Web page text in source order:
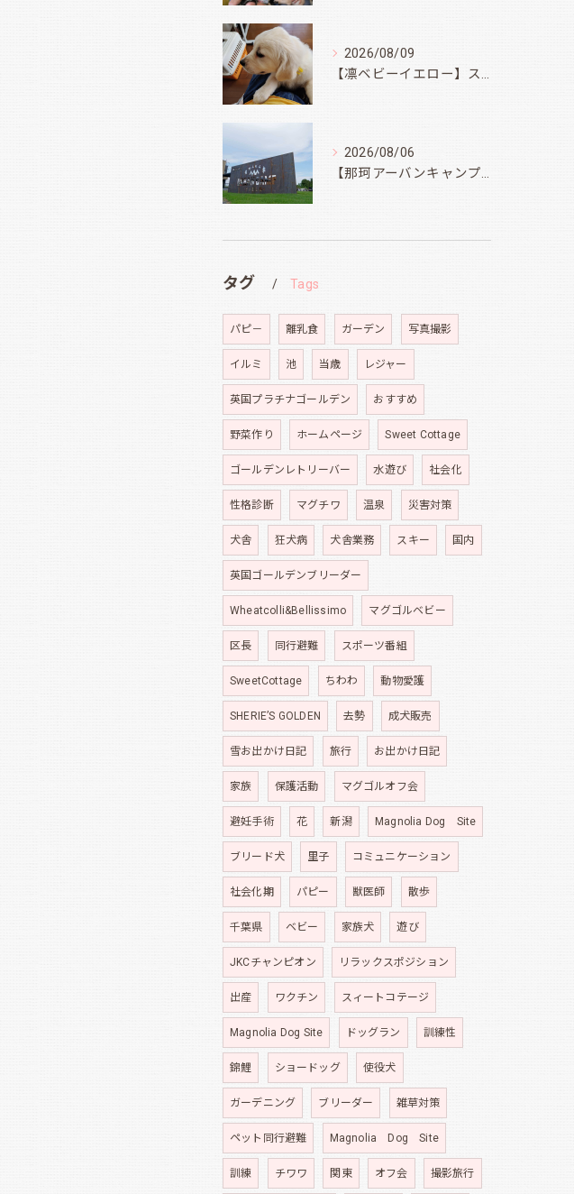
2026/08/09
【凛ベビーイエロー】スィートコテージへ
2026/08/06
【那珂アーバンキャンプフィールド】
タグ Tags
パピ－ 離乳食 ガーデン 写真撮影
イルミ 池 当歳 レジャー
英国プラチナゴールデン おすすめ
野菜作り ホームページ Sweet Cottage
ゴールデンレトリーバー 水遊び 社会化
性格診断 マグチワ 温泉 災害対策
犬舎 狂犬病 犬舎業務 スキー 国内
英国ゴールデンブリーダー
Wheatcolli&Bellissimo マグゴルベビー
区長 同行避難 スポーツ番組
SweetCottage ちわわ 動物愛護
SHERIE’S GOLDEN 去勢 成犬販売
雪お出かけ日記 旅行 お出かけ日記
家族 保護活動 マグゴルオフ会
避妊手術 花 新潟 Magnolia Dog Site
ブリード犬 里子 コミュニケーション
社会化期 パピー 獣医師 散歩
千葉県 ベビー 家族犬 遊び
JKCチャンピオン リラックスポジション
出産 ワクチン スィートコテージ
Magnolia Dog Site ドッグラン 訓練性
錦鯉 ショードッグ 使役犬
ガーデニング ブリーダー 雑草対策
ペット同行避難 Magnolia Dog Site
訓練 チワワ 関東 オフ会 撮影旅行